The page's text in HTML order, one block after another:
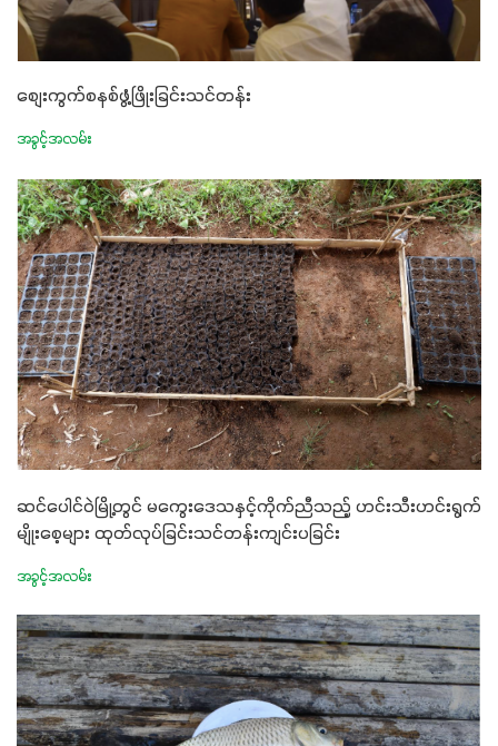
စျေးကွက်စနစ်ဖွံ့ဖြိုးခြင်းသင်တန်း
အခွင့်အလမ်း
ဆင်ပေါင်ဝဲမြို့တွင် မကွေး‌ဒေသနှင့်ကိုက်ညီသည့် ဟင်းသီးဟင်းရွက်
မျိုးစေ့များ ထုတ်လုပ်ခြင်းသင်တန်းကျင်းပခြင်း
အခွင့်အလမ်း